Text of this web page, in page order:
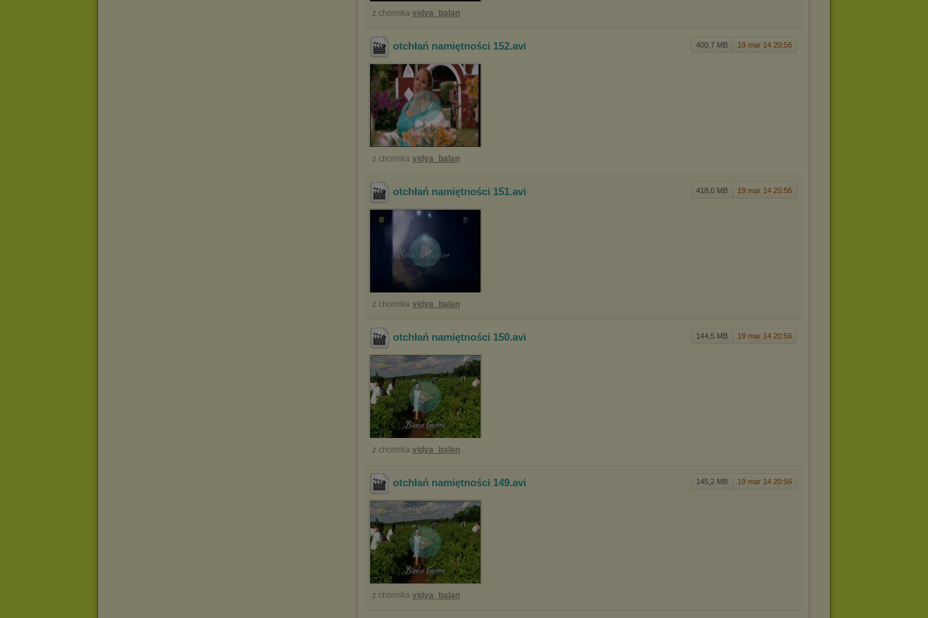
z chomika vidya_balan
400,7 MB 19 mar 14 20:56
otchłań namiętności 152.avi
z chomika vidya_balan
418,0 MB 19 mar 14 20:56
otchłań namiętności 151.avi
z chomika vidya_balan
144,5 MB 19 mar 14 20:56
otchłań namiętności 150.avi
z chomika vidya_balan
145,2 MB 19 mar 14 20:56
otchłań namiętności 149.avi
z chomika vidya_balan